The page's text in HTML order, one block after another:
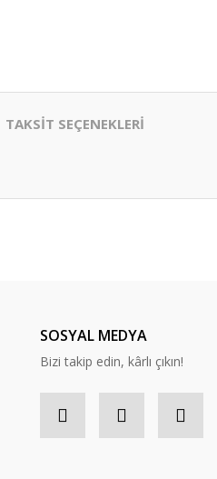
TAKSİT SEÇENEKLERİ
SOSYAL MEDYA
Bizi takip edin, kârlı çıkın!